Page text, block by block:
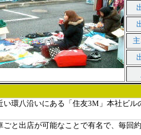
環八沿いにある「住友3M」本社ビル
と出店が可能なことで有名で、毎回